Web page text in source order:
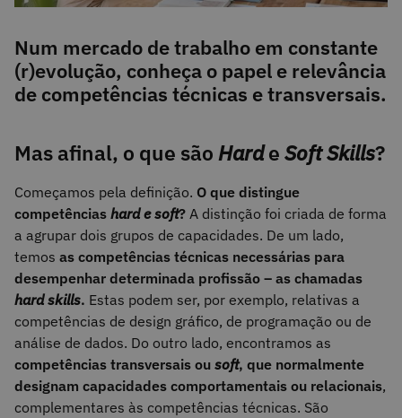
Num mercado de trabalho em constante
(r)evolução, conheça o papel e relevância
de competências técnicas e transversais.
Mas afinal, o que são Harde Soft Skills?
Começamos pela definição. O que distingue
competências hard e soft? A distinção foi criada de forma
a agrupar dois grupos de capacidades. De um lado,
temos as competências técnicas necessárias para
desempenhar determinada profissão – as chamadas
hard skills. Estas podem ser, por exemplo, relativas a
competências de design gráfico, de programação ou de
análise de dados. Do outro lado, encontramos as
competências transversais ou soft, que normalmente
designam capacidades comportamentais ou relacionais,
complementares às competências técnicas. São